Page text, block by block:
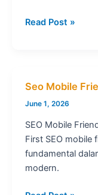
Generator
Read Post »
Seo Mobile
June 1, 2026
SEO Mobile
First SEO mobile
fundamental
modern.